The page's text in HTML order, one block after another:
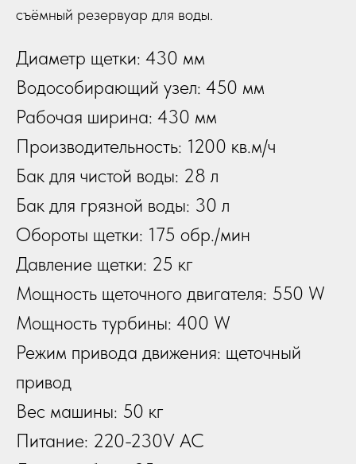
съёмный резервуар для воды.
Диаметр щетки: 430 мм
Водособирающий узел: 450 мм
Рабочая ширина: 430 мм
Производительность: 1200 кв.м/ч
Бак для чистой воды: 28 л
Бак для грязной воды: 30 л
Обороты щетки: 175 обр./мин
Давление щетки: 25 кг
Мощность щеточного двигателя: 550 W
Мощность турбины: 400 W
Режим привода движения: щеточный
привод
Вес машины: 50 кг
Питание: 220-230V AC